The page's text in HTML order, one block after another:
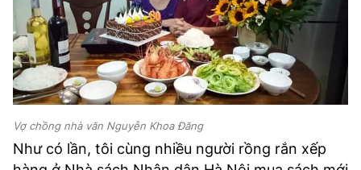
Vợ chồng nhà văn Nguyễn Khoa Đăng
Như có lần, tôi cùng nhiều người rồng rắn xếp